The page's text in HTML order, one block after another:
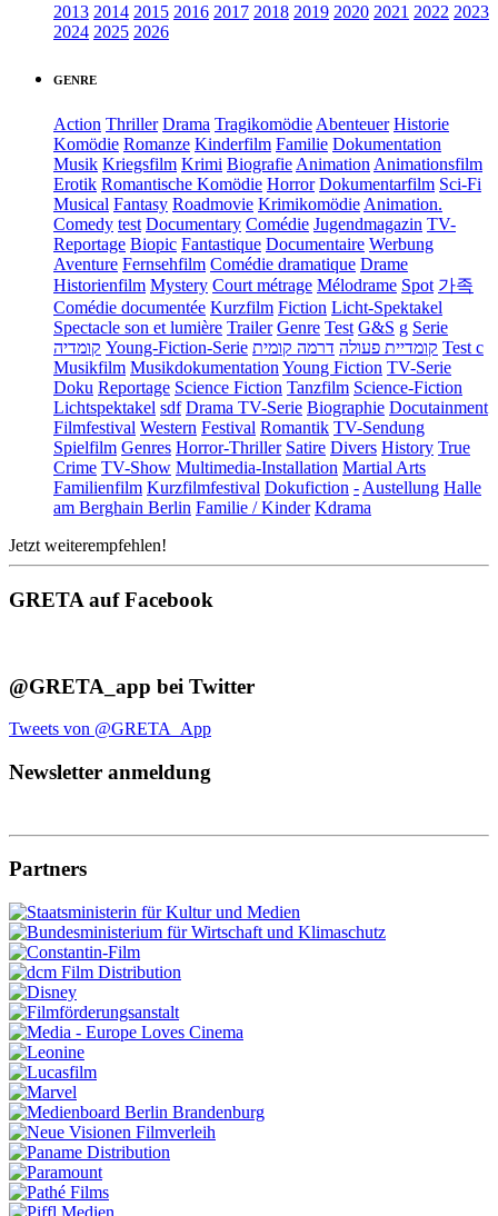
2013 2014 2015 2016 2017 2018 2019 2020 2021 2022 2023
2024 2025 2026
GENRE
Action Thriller Drama TragikomödieAbenteuer Historie
Komödie Romanze Kinderfilm Familie Dokumentation
Musik Kriegsfilm Krimi BiografieAnimationAnimationsfilm
Erotik Romantische Komödie Horror Dokumentarfilm Sci-Fi
Musical Fantasy Roadmovie KrimikomödieAnimation.
Comedy test Documentary Comédie Jugendmagazin TV-
Reportage Biopic Fantastique Documentaire Werbung
Aventure Fernsehfilm Comédie dramatique Drame
Historienfilm Mystery Court métrage Mélodrame Spot 가족
Comédie documentée Kurzfilm Fiction Licht-Spektakel
Spectacle son et lumière Trailer Genre Test G&S g Serie
קומדיה Young-Fiction-Serie קומדיית פעולה דרמה קומית
Test c
Musikfilm MusikdokumentationYoung Fiction TV-Serie
Doku Reportage Science Fiction Tanzfilm Science-Fiction
Lichtspektakel sdf Drama TV-Serie Biographie Docutainment
Filmfestival Western Festival Romantik TV-Sendung
Spielfilm Genres Horror-Thriller Satire Divers History True
Crime TV-Show Multimedia-Installation Martial Arts
Familienfilm Kurzfilmfestival Dokufiction -Austellung Halle
am Berghain Berlin Familie / Kinder Kdrama
Jetzt weiterempfehlen!
GRETA auf Facebook
@GRETA_app bei Twitter
Tweets von @GRETA_App
Newsletter anmeldung
Partners